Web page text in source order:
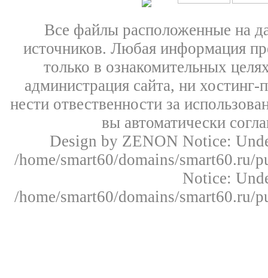
Все файлы расположенные на
источников. Любая информация
только в ознакомительных
администрация сайта, ни
нести отвественности за
вы автоматически
Design by ZENON Notice:
/home/smart60/domains/
Notice:
/home/smart60/domains/